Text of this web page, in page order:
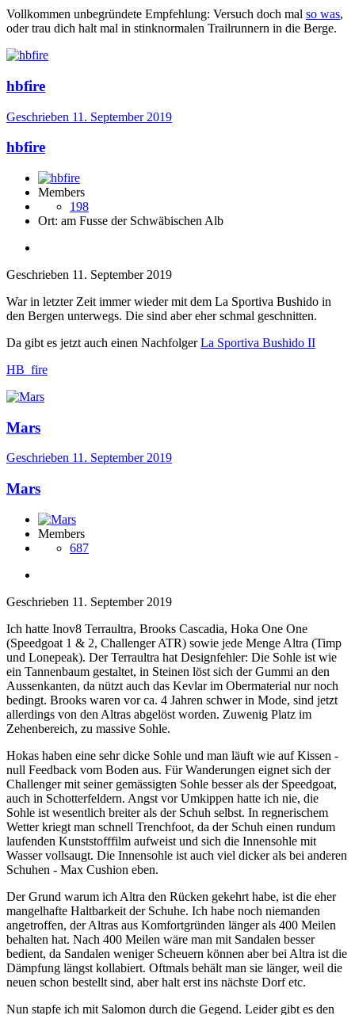
Vollkommen unbegründete Empfehlung: Versuch doch mal so was,
oder trau dich halt mal in stinknormalen Trailrunnern in die Berge.
hbfire
Geschrieben 11. September 2019
hbfire
Members
198
Ort: am Fusse der Schwäbischen Alb
Geschrieben 11. September 2019
War in letzter Zeit immer wieder mit dem La Sportiva Bushido in
den Bergen unterwegs. Die sind aber eher schmal geschnitten.
Da gibt es jetzt auch einen NachfolgerLa Sportiva Bushido II
HB_fire
Mars
Geschrieben 11. September 2019
Mars
Members
687
Geschrieben 11. September 2019
Ich hatte Inov8 Terraultra, Brooks Cascadia, Hoka One One
(Speedgoat 1 & 2, Challenger ATR) sowie jede Menge Altra (Timp
und Lonepeak). Der Terraultra hat Designfehler: Die Sohle ist wie
ein Tannenbaum gestaltet, in Steinen löst sich der Gummi an den
Aussenkanten, da nützt auch das Kevlar im Obermaterial nur noch
bedingt. Brooks waren vor ca. 4 Jahren schwer in Mode, sind jetzt
allerdings von den Altras abgelöst worden. Zuwenig Platz im
Zehenbereich, zu massive Sohle.
Hokas haben eine sehr dicke Sohle und man läuft wie auf Kissen -
null Feedback vom Boden aus. Für Wanderungen eignet sich der
Challenger mit seiner gemässigten Sohle besser als der Speedgoat,
auch in Schotterfeldern. Angst vor Umkippen hatte ich nie, die
Sohle ist wesentlich breiter als der Schuh selbst. In regnerischem
Wetter kriegt man schnell Trenchfoot, da der Schuh einen rundum
laufenden Kunststofffilm aufweist und sich die Innensohle mit
Wasser vollsaugt. Die Innensohle ist auch viel dicker als bei anderen
Schuhen - Max Cushion eben.
Der Grund warum ich Altra den Rücken gekehrt habe, ist die eher
mangelhafte Haltbarkeit der Schuhe. Ich habe noch niemanden
angetroffen, der Altras aus Komfortgründen länger als 400 Meilen
behalten hat. Nach 400 Meilen wäre man mit Sandalen besser
bedient, da Sandalen weniger Scheuern können aber bei Altra ist die
Dämpfung längst kollabiert. Oftmals behält man sie länger, weil die
neuen schon bestellt sind, aber halt erst ins nächste Dorf etc.
Nun stapfe ich mit Salomon durch die Gegend. Leider gibt es den